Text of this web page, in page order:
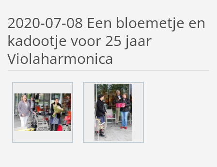
2020-07-08 Een bloemetje en
kadootje voor 25 jaar
Violaharmonica